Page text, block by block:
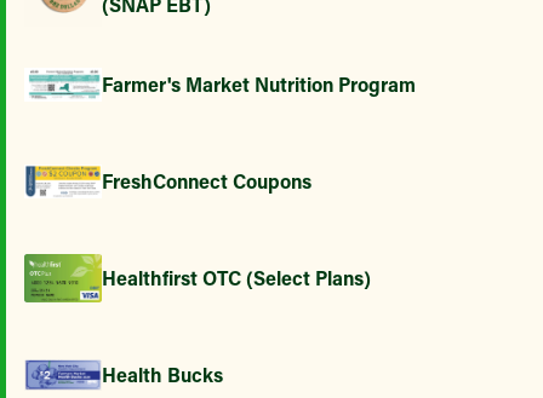
Farmer's Market Nutrition Program
FreshConnect Coupons
Healthfirst OTC (Select Plans)
Health Bucks